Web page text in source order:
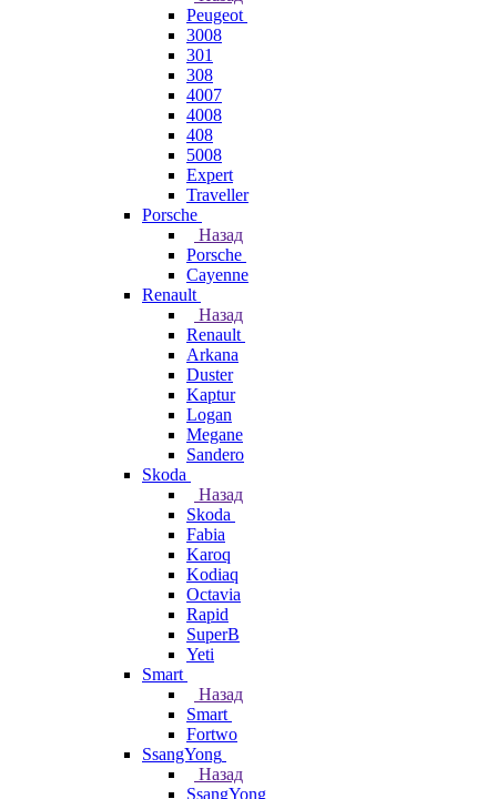
Peugeot
3008
301
308
4007
4008
408
5008
Expert
Traveller
Porsche
Назад
Porsche
Cayenne
Renault
Назад
Renault
Arkana
Duster
Kaptur
Logan
Megane
Sandero
Skoda
Назад
Skoda
Fabia
Karoq
Kodiaq
Octavia
Rapid
SuperB
Yeti
Smart
Назад
Smart
Fortwo
SsangYong
Назад
SsangYong